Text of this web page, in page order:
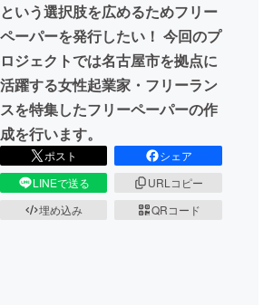
まちづくり・地域活性化
CAMPFIRE for Social Good
CAMPFIREふるさと納税machi-ya
という選択肢を広めるためフリー
ペーパーを発行したい！ 今回のプ
ロジェクトでは名古屋市を拠点に
活躍する女性起業家・フリーラン
スを特集したフリーペーパーの作
成を行います。
ポスト
シェア
LINEで送る
URLコピー
埋め込み
QRコード